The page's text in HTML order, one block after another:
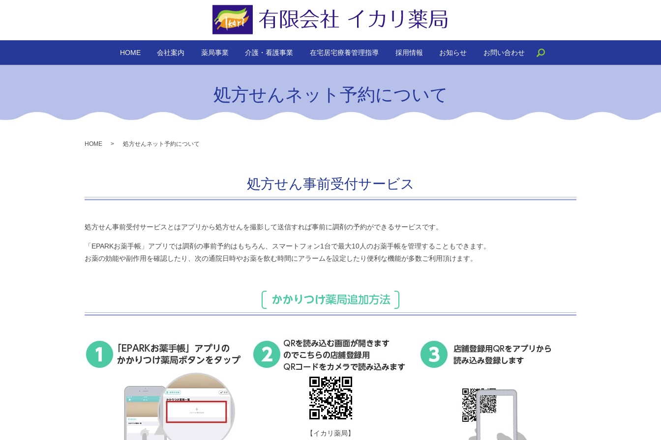
HOME 会社案内 薬局事業 介護・看護事業 在宅居宅療養管理指導 採用情報 お知らせ お問い合わせ
search
処方せんネット予約について
HOME 処方せんネット予約について
処方せん事前受付サービス
処方せん事前受付サービスとはアプリから処方せんを撮影して送信すれば事前に調剤の予約ができるサービスです。
「EPARKお薬手帳」アプリでは調剤の事前予約はもちろん、スマートフォン1台で最大10人のお薬手帳を管理することもできます。
お薬の効能や副作用を確認したり、次の通院日時やお薬を飲む時間にアラームを設定したり便利な機能が多数ご利用頂けます。
【イカリ薬局】